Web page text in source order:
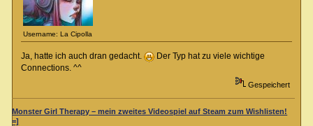
Username: La Cipolla
Ja, hatte ich auch dran gedacht.
Der Typ hat zu viele wichtige
Connections. ^^
Gespeichert
Monster Girl Therapy – mein zweites Videospiel auf Steam zum Wishlisten!
=]